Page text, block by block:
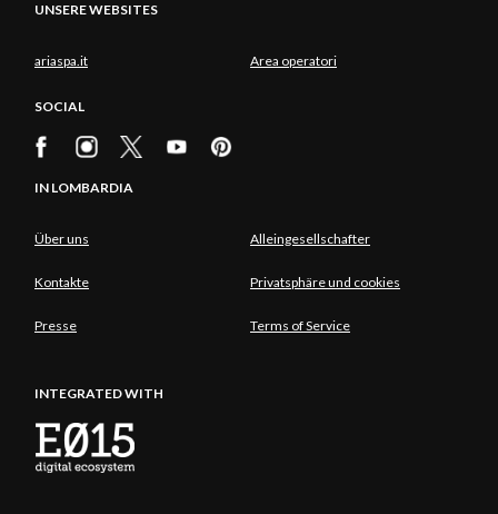
UNSERE WEBSITES
ariaspa.it Area operatori
SOCIAL
IN LOMBARDIA
Über uns Alleingesellschafter
Kontakte Privatsphäre und cookies
Presse Terms of Service
INTEGRATED WITH